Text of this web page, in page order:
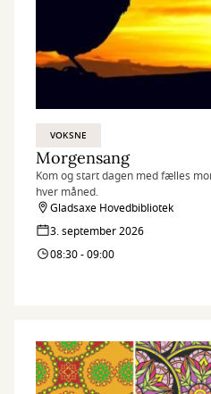
VOKSNE
Morgensang
Kom og start dagen med fælles
hver måned.
Gladsaxe Hovedbibliotek
3. september 2026
08:30 - 09:00